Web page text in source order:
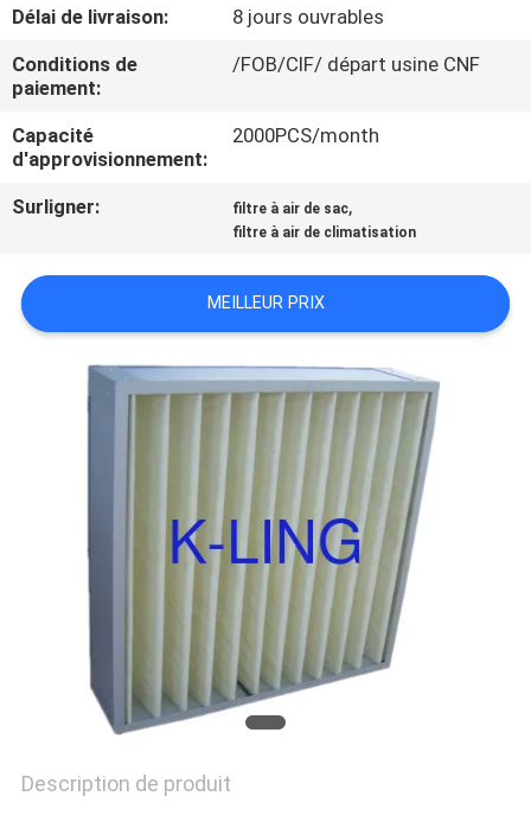
CONTRÔLE
DE
LA
QUALITÉ
CONTACTER
NOUVELLES
POLITIQUE
CONFIDENTIALITÉ
Délai de livraison:
8 jours ouvrables
Conditions de
paiement:
/FOB/CIF/ départ usine CNF
Capacité
d'approvisionnement:
2000PCS/month
Surligner: filtre à air de sac,
filtre à air de climatisation
MEILLEUR PRIX
Description de produit